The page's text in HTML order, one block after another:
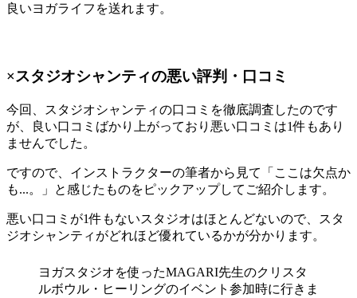
良いヨガライフを送れます。
×スタジオシャンティの悪い評判・口コミ
今回、スタジオシャンティの口コミを徹底調査したのです
が、
良い口コミばかり上がっており悪い口コミは1件もあり
ませんでした。
ですので、 インストラクターの筆者から見て「ここは欠点か
も...。」と感じたものをピックアップしてご紹介します。
悪い口コミが1件もないスタジオはほとんどないので、スタ
ジオシャンティがどれほど優れているかが分かります。
ヨガスタジオを使ったMAGARI先生のクリスタ
ルボウル・ヒーリングのイベント参加時に行きま